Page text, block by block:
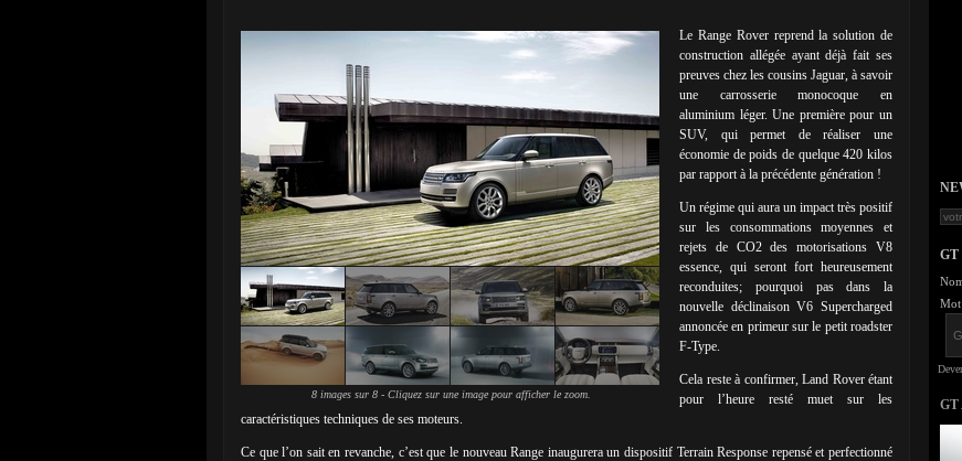
8 images sur 8 - Cliquez sur une image pour afficher le zoom.
Le Range Rover reprend la solution de
construction allégée ayant déjà fait ses
preuves chez les cousins Jaguar, à savoir
une carrosserie monocoque en
aluminium léger. Une première pour un
SUV, qui permet de réaliser une
économie de poids de quelque 420 kilos
par rapport à la précédente génération !
Un régime qui aura un impact très positif
sur les consommations moyennes et
rejets de CO2 des motorisations V8
essence, qui seront fort heureusement
reconduites; pourquoi pas dans la
nouvelle déclinaison V6 Supercharged
annoncée en primeur sur le petit roadster
F-Type.
Cela reste à confirmer, Land Rover étant
pour l’heure resté muet sur les
caractéristiques techniques de ses moteurs.
Ce que l’on sait en revanche, c’est que le nouveau Range inaugurera un dispositif Terrain Response repensé et perfectionné
GT
Mot
GT